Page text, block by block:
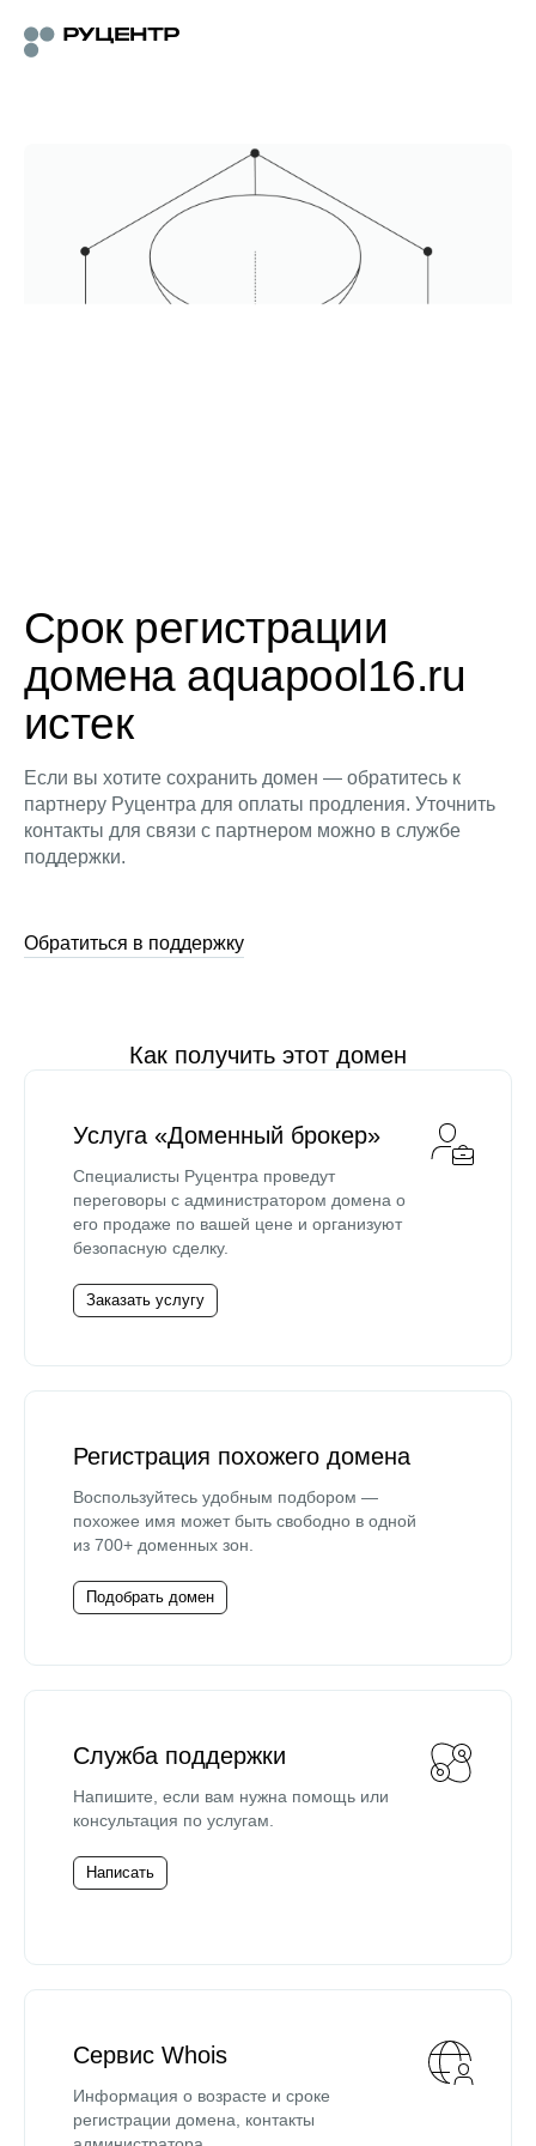
Срок регистрации
домена aquapool16.ru
истек
Если вы хотите сохранить домен — обратитесь к
партнеру Руцентра для оплаты продления. Уточнить
контакты для связи с партнером можно в службе
поддержки.
Обратиться в поддержку
Как получить этот домен
Услуга «Доменный брокер»
Специалисты Руцентра проведут
переговоры с администратором домена о
его продаже по вашей цене и организуют
безопасную сделку.
Заказать услугу
Регистрация похожего домена
Воспользуйтесь удобным подбором —
похожее имя может быть свободно в одной
из 700+ доменных зон.
Подобрать домен
Служба поддержки
Напишите, если вам нужна помощь или
консультация по услугам.
Написать
Сервис Whois
Информация о возрасте и сроке
регистрации домена, контакты